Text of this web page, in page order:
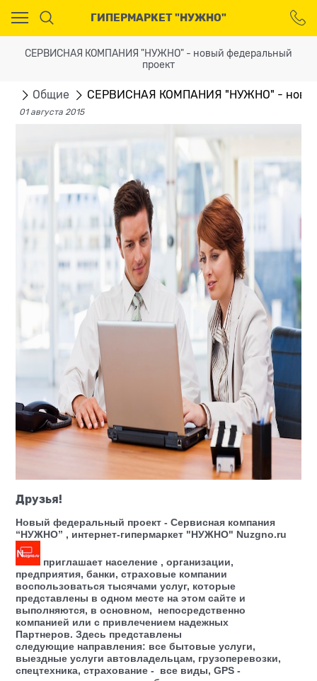
ГИПЕРМАРКЕТ "НУЖНО"
СЕРВИСНАЯ КОМПАНИЯ "НУЖНО" - новый федеральный
проект
Общие СЕРВИСНАЯ КОМПАНИЯ "НУЖНО" - новый
01 августа 2015
Друзья!
Новый федеральный проект - Сервисная компания
“НУЖНО” , интернет-гипермаркет "НУЖНО" Nuzgno.ru
приглашает население , организации,
предприятия, банки, страховые компании
воспользоваться тысячами услуг, которые
представлены в одном месте на этом сайте и
выполняются, в основном, непосредственно
компанией или с привлечением надежных
Партнеров. Здесь представлены
следующие направления: все бытовые услуги,
выездные услуги автовладельцам, грузоперевозки,
спецтехника, страхование - все виды, GPS -
Ваш город - Москва,
угадали?